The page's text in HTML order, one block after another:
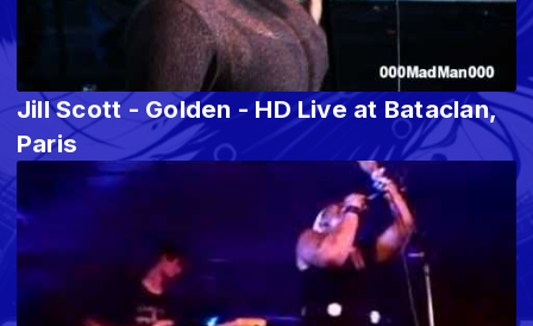
Jill Scott - Golden - HD Live at Bataclan,
Paris